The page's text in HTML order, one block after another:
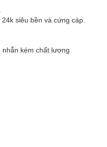
siêu bền và cứng cáp.
nhẫn kém chất lượng